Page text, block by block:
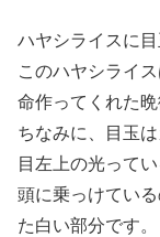
ハヤシライスに
このハヤシライ
命作ってくれた晩
ちなみに、目玉
目左上の光って
頭に乗っけてい
た白い部分です。